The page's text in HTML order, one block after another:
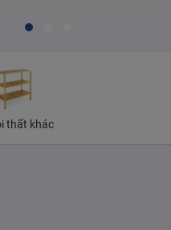
thất khác